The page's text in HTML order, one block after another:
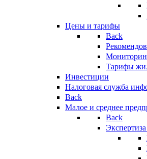
Цены и тарифы
Back
Тарифы
Инвестиции
Налоговая служба
Back
Малое и среднее
Back